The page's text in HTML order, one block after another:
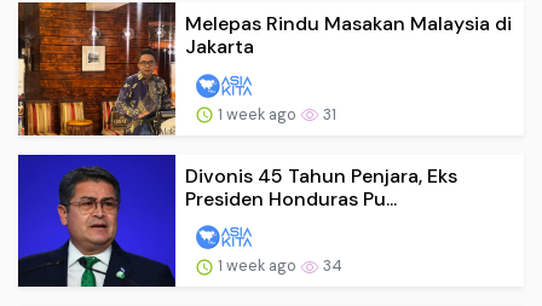
Melepas Rindu Masakan Malaysia di
Jakarta
1 week ago 31
Divonis 45 Tahun Penjara, Eks
Presiden Honduras Pu...
1 week ago 34